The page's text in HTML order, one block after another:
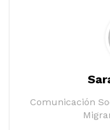
Comunicación